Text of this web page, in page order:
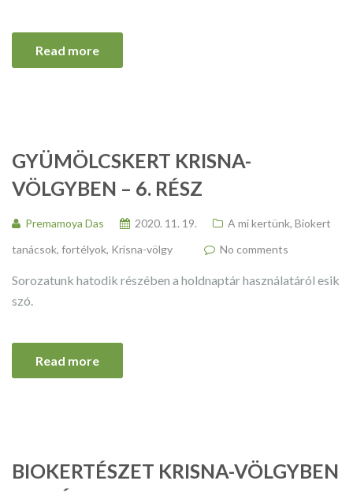
Read more
GYÜMÖLCSKERT KRISNA-
VÖLGYBEN – 6. RÉSZ
Premamoya Das 2020. 11. 19. A mi kertünk, Biokert
tanácsok, fortélyok, Krisna-völgy No comments
Sorozatunk hatodik részében a holdnaptár használatáról esik
szó.
Read more
BIOKERTÉSZET KRISNA-VÖLGYBEN